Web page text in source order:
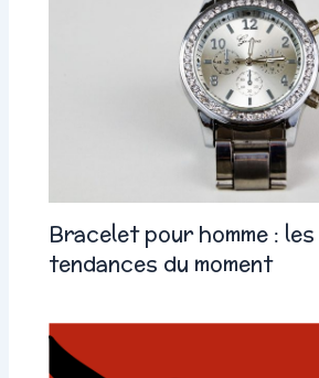
Bracelet pour homme :
tendances du moment